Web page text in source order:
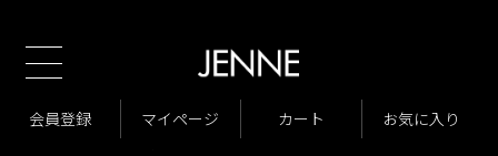
会員登録 マイページ カート お気に入り
TOP
商品一覧 > New Arrivals
VARIATION LIST3 着痩せケーブルトップス